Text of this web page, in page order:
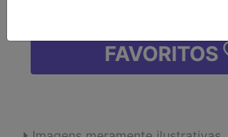
FAVORITOS